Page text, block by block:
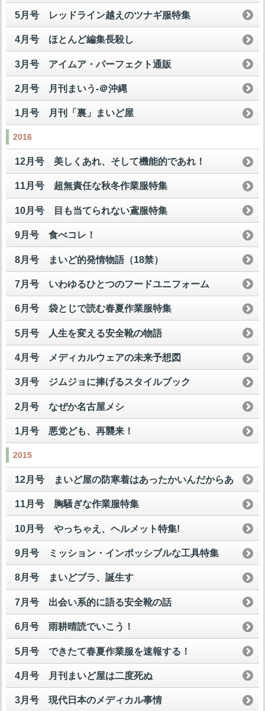
5月号 レッドライン越えのツナギ服特集
4月号 ほとんど編集長殺し
3月号 アイムア・パーフェクト通販
2月号 月刊まいう-＠沖縄
1月号 月刊「裏」まいど屋
2016
12月号 美しくあれ、そして機能的であれ！
11月号 超無責任な秋冬作業服特集
10月号 目も当てられない鳶服特集
9月号 食べコレ！
8月号 まいど的発情物語（18禁）
7月号 いわゆるひとつのフードユニフォーム
6月号 袋とじで読む春夏作業服特集
5月号 人生を変える安全靴の物語
4月号 メディカルウェアの未来予想図
3月号 ジムジョに捧げるスタイルブック
2月号 なぜか名古屋メシ
1月号 悪党ども、再襲来！
2015
12月号 まいど屋の防寒着はあったかいんだからあ
11月号 胸騒ぎな作業服特集
10月号 やっちゃえ、ヘルメット特集!
9月号 ミッション・インポッシブルな工具特集
8月号 まいどブラ、誕生す
7月号 出会い系的に語る安全靴の話
6月号 雨耕晴読でいこう！
5月号 できたて春夏作業服を速報する！
4月号 月刊まいど屋は二度死ぬ
3月号 現代日本のメディカル事情